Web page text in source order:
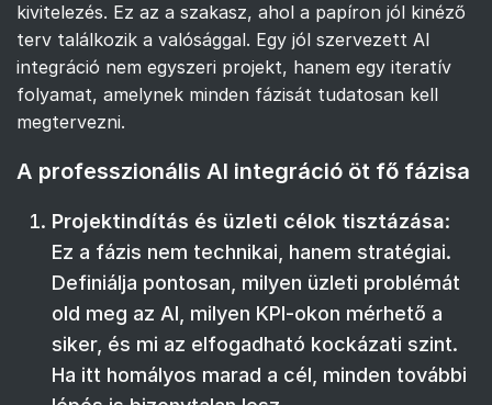
kivitelezés. Ez az a szakasz, ahol a papíron jól kinéző
terv találkozik a valósággal. Egy jól szervezett AI
integráció nem egyszeri projekt, hanem egy iteratív
folyamat, amelynek minden fázisát tudatosan kell
megtervezni.
A professzionális AI integráció öt fő fázisa
Projektindítás és üzleti célok tisztázása:
Ez a fázis nem technikai, hanem stratégiai.
Definiálja pontosan, milyen üzleti problémát
old meg az AI, milyen KPI-okon mérhető a
siker, és mi az elfogadható kockázati szint.
Ha itt homályos marad a cél, minden további